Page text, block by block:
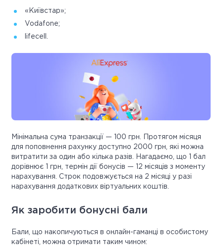
«Київстар»;
Vodafone;
lifecell.
Мінімальна сума транзакції — 100 грн. Протягом місяця
для поповнення рахунку доступно 2000 грн, які можна
витратити за один або кілька разів. Нагадаємо, що 1 бал
дорівнює 1 грн, термін дії бонусів — 12 місяців з моменту
нарахування. Строк подовжується на 2 місяці у разі
нарахування додаткових віртуальних коштів.
Як заробити бонусні бали
Бали, що накопичуються в онлайн-гаманці в особистому
кабінеті, можна отримати таким чином: